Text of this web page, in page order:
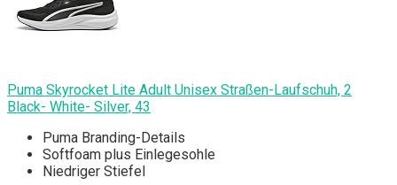
Puma Skyrocket Lite Adult Unisex Straßen-Laufschuh, 2
Black- White- Silver, 43
Puma Branding-Details
Softfoam plus Einlegesohle
Niedriger Stiefel